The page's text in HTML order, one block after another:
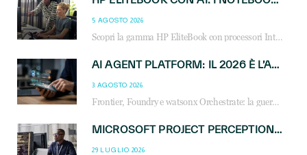
5 AGOSTO 2026
Scopri la gamma HP EliteBook con processori Intel® Core™ Ultra e AMD Ryzen™ AI. Notebook business progettati per aumentare la produttività, migliorare la collaborazione e garantire sicurezza avanzata in ufficio e in mobilità.
AI AGENT PLATFORM: IL 2026 È L’ANNO DEL «SISTEMA OPERATIVO» PER GLI AGENTI AZIENDALI
3 AGOSTO 2026
Frontier, Foundry e watsonx Orchestrate: la guerra delle piattaforme AI agent ridisegna il mercato IT. Cosa cambia per reseller, MSP e system integrator.
MICROSOFT PROJECT PERCEPTION: COME GLI AGENTI AI CAMBIERANNO SOC, CYBERSECURITY E SERVIZI MSP
29 LUGLIO 2026